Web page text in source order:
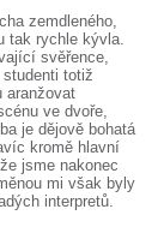
zemdleného,
tak rychle kývla.
svěřence,
totiž
aranžovat
ve dvoře,
je dějově bohatá
kromě hlavní
jsme nakonec
mi však byly
interpretů.